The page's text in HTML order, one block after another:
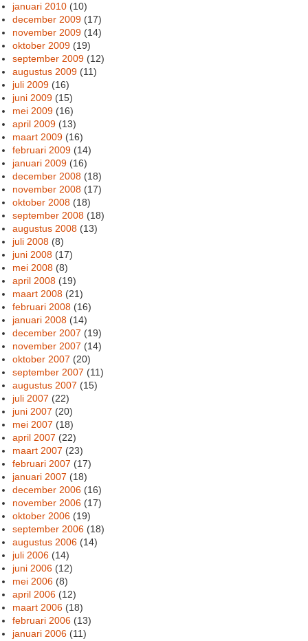
januari 2010 (10)
december 2009 (17)
november 2009 (14)
oktober 2009 (19)
september 2009 (12)
augustus 2009 (11)
juli 2009 (16)
juni 2009 (15)
mei 2009 (16)
april 2009 (13)
maart 2009 (16)
februari 2009 (14)
januari 2009 (16)
december 2008 (18)
november 2008 (17)
oktober 2008 (18)
september 2008 (18)
augustus 2008 (13)
juli 2008 (8)
juni 2008 (17)
mei 2008 (8)
april 2008 (19)
maart 2008 (21)
februari 2008 (16)
januari 2008 (14)
december 2007 (19)
november 2007 (14)
oktober 2007 (20)
september 2007 (11)
augustus 2007 (15)
juli 2007 (22)
juni 2007 (20)
mei 2007 (18)
april 2007 (22)
maart 2007 (23)
februari 2007 (17)
januari 2007 (18)
december 2006 (16)
november 2006 (17)
oktober 2006 (19)
september 2006 (18)
augustus 2006 (14)
juli 2006 (14)
juni 2006 (12)
mei 2006 (8)
april 2006 (12)
maart 2006 (18)
februari 2006 (13)
januari 2006 (11)